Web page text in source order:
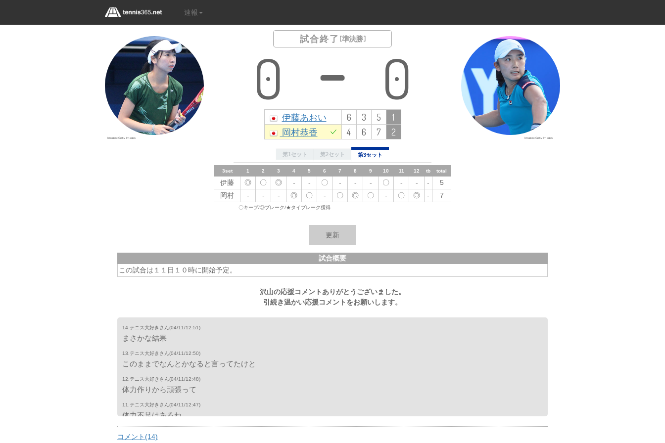
速報
試合終了 [ 準決勝 ]
0 0
Images:Getty Images Images:Getty Images
伊藤あおい 6 3 5
1
岡村恭香
4 6 7 2
第1セット 第2セット 第3セット
1set 3 4 7 8 11 tb
伊藤 〇 ◎ 〇 - 〇 ◎ - -
岡村
- 〇 ◎ 〇 - -
2set 4 8 11 12 tb total
伊藤 〇 - 〇 〇 - -
岡村
◎ 〇 - 〇 ◎ -
3set 1 2 3 4 5 6 7 8 9 10 11 12 tb total
伊藤 ◎ 〇 ◎ - - 〇 - - - 〇 - - -
5
岡村
- - - ◎ 〇 - 〇 ◎ 〇 - 〇 ◎ - 7
〇キープ/◎ブレーク/★タイブレーク獲得
試合概要
この試合は１１日１０時に開始予定。
沢山の応援コメントありがとうございました。
引続き温かい応援コメントをお願いします。
14.テニス大好きさん (04/11/12:51)
まさかな結果
13.テニス大好きさん (04/11/12:50)
このままでなんとかなると言ってたけと
12.テニス大好きさん (04/11/12:48)
体力作りから頑張って
11.テニス大好きさん (04/11/12:47)
体力不足はあるね。
なんか勝てたとか言ってる選手は負けて当然！
コメント(14)